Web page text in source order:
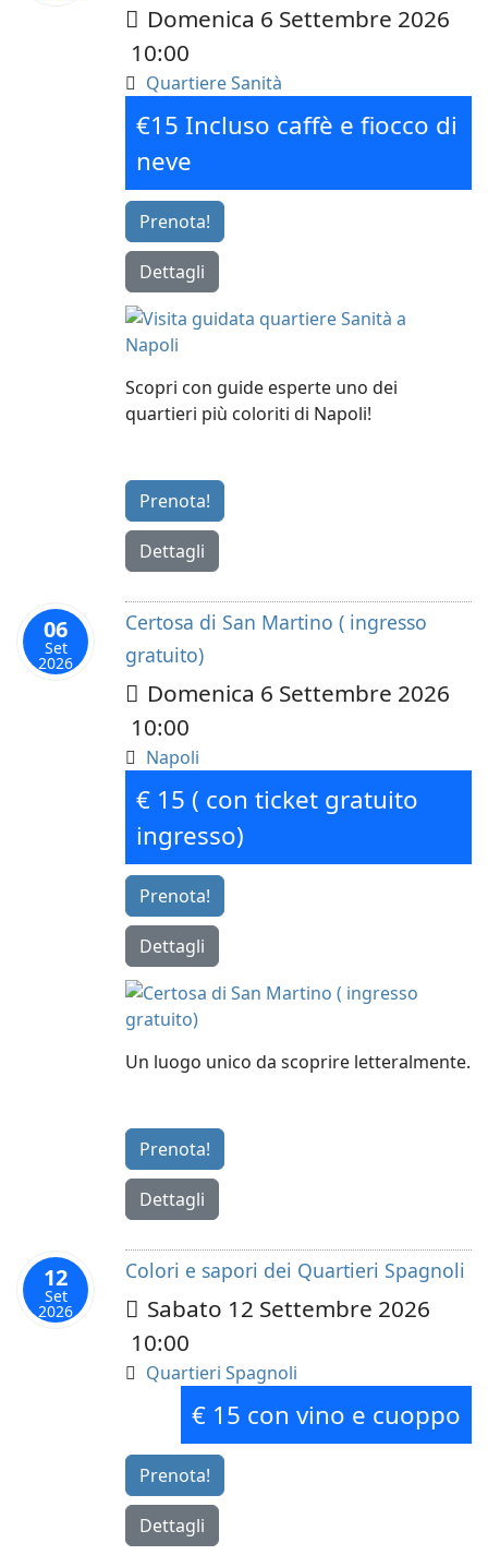
Domenica 6 Settembre 2026
10:00
Quartiere Sanità
€15 Incluso caffè e fiocco di
neve
Prenota!
Dettagli
Scopri con guide esperte uno dei
quartieri più coloriti di Napoli!
Prenota!
Dettagli
06
Set
2026
Certosa di San Martino ( ingresso
gratuito)
Domenica 6 Settembre 2026
10:00
Napoli
€ 15 ( con ticket gratuito
ingresso)
Prenota!
Dettagli
Un luogo unico da scoprire letteralmente.
Prenota!
Dettagli
12
Set
2026
Colori e sapori dei Quartieri Spagnoli
Sabato 12 Settembre 2026
10:00
Quartieri Spagnoli
€ 15 con vino e cuoppo
Prenota!
Dettagli